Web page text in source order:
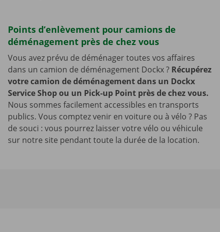
Points d’enlèvement pour camions de
déménagement près de chez vous
Vous avez prévu de déménager toutes vos affaires
dans un camion de déménagement Dockx ? Récupérez
votre camion de déménagement dans un Dockx
Service Shop ou un Pick-up Point près de chez vous.
Nous sommes facilement accessibles en transports
publics. Vous comptez venir en voiture ou à vélo ? Pas
de souci : vous pourrez laisser votre vélo ou véhicule
sur notre site pendant toute la durée de la location.